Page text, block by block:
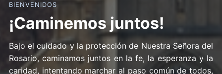
BIENVENIDOS
¡Caminemos juntos!
Bajo el cuidado y la protección de Nuestra Señora del
Rosario, caminamos juntos en la fe, la esperanza y la
caridad, intentando marchar al paso común de todos,